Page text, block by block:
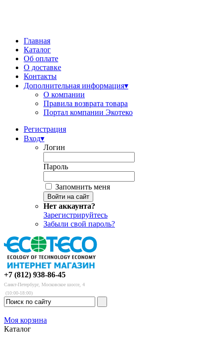
Главная
Каталог
Об оплате
О доставке
Контакты
Дополнительная информация▾
О компании
Правила возврата товара
Портал компании Экотеко
Регистрация
Вход▾
Логин
Пароль
Запомнить меня
Нет аккаунта?
Зарегистрируйтесь
Забыли свой пароль?
+7 (812) 938-86-45
Санкт-Петербург, Московское шоссе, 4
(10:00-18:00)
Моя корзина
Каталог